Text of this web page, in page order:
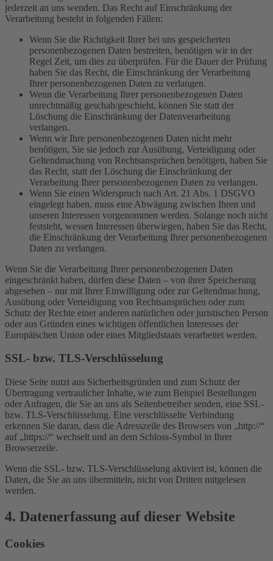
jederzeit an uns wenden. Das Recht auf Einschränkung der
Verarbeitung besteht in folgenden Fällen:
Wenn Sie die Richtigkeit Ihrer bei uns gespeicherten
personenbezogenen Daten bestreiten, benötigen wir in der
Regel Zeit, um dies zu überprüfen. Für die Dauer der Prüfung
haben Sie das Recht, die Einschränkung der Verarbeitung
Ihrer personenbezogenen Daten zu verlangen.
Wenn die Verarbeitung Ihrer personenbezogenen Daten
unrechtmäßig geschah/geschieht, können Sie statt der
Löschung die Einschränkung der Datenverarbeitung
verlangen.
Wenn wir Ihre personenbezogenen Daten nicht mehr
benötigen, Sie sie jedoch zur Ausübung, Verteidigung oder
Geltendmachung von Rechtsansprüchen benötigen, haben Sie
das Recht, statt der Löschung die Einschränkung der
Verarbeitung Ihrer personenbezogenen Daten zu verlangen.
Wenn Sie einen Widerspruch nach Art. 21 Abs. 1 DSGVO
eingelegt haben, muss eine Abwägung zwischen Ihren und
unseren Interessen vorgenommen werden. Solange noch nicht
feststeht, wessen Interessen überwiegen, haben Sie das Recht,
die Einschränkung der Verarbeitung Ihrer personenbezogenen
Daten zu verlangen.
Wenn Sie die Verarbeitung Ihrer personenbezogenen Daten
eingeschränkt haben, dürfen diese Daten – von ihrer Speicherung
abgesehen – nur mit Ihrer Einwilligung oder zur Geltendmachung,
Ausübung oder Verteidigung von Rechtsansprüchen oder zum
Schutz der Rechte einer anderen natürlichen oder juristischen Person
oder aus Gründen eines wichtigen öffentlichen Interesses der
Europäischen Union oder eines Mitgliedstaats verarbeitet werden.
SSL- bzw. TLS-Verschlüsselung
Diese Seite nutzt aus Sicherheitsgründen und zum Schutz der
Übertragung vertraulicher Inhalte, wie zum Beispiel Bestellungen
oder Anfragen, die Sie an uns als Seitenbetreiber senden, eine SSL-
bzw. TLS-Verschlüsselung. Eine verschlüsselte Verbindung
erkennen Sie daran, dass die Adresszeile des Browsers von „http://“
auf „https://“ wechselt und an dem Schloss-Symbol in Ihrer
Browserzeile.
Wenn die SSL- bzw. TLS-Verschlüsselung aktiviert ist, können die
Daten, die Sie an uns übermitteln, nicht von Dritten mitgelesen
werden.
4. Datenerfassung auf dieser Website
Cookies